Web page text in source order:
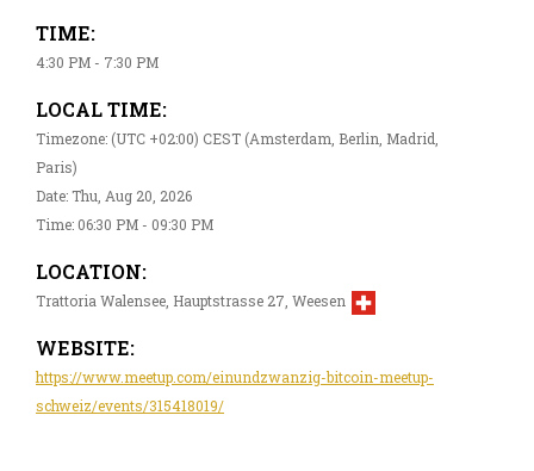
TIME:
4:30 PM - 7:30 PM
LOCAL TIME:
Timezone: (UTC +02:00) CEST (Amsterdam, Berlin, Madrid,
Paris)
Date: Thu, Aug 20, 2026
Time: 06:30 PM - 09:30 PM
LOCATION:
Trattoria Walensee, Hauptstrasse 27, Weesen
WEBSITE:
https://www.meetup.com/einundzwanzig-bitcoin-meetup-
schweiz/events/315418019/